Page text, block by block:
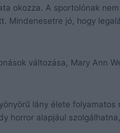
okozza. A sportolónak
Mindenesetre jó, hogy
lány élete folyamatos
horror alapjául